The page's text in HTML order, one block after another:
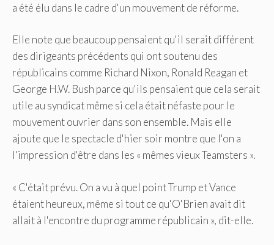
a été élu dans le cadre d'un mouvement de réforme.
Elle note que beaucoup pensaient qu'il serait différent
des dirigeants précédents qui ont soutenu des
républicains comme Richard Nixon, Ronald Reagan et
George H.W. Bush parce qu'ils pensaient que cela serait
utile au syndicat même si cela était néfaste pour le
mouvement ouvrier dans son ensemble. Mais elle
ajoute que le spectacle d'hier soir montre que l'on a
l'impression d'être dans les « mêmes vieux Teamsters ».
« C'était prévu. On a vu à quel point Trump et Vance
étaient heureux, même si tout ce qu'O'Brien avait dit
allait à l'encontre du programme républicain », dit-elle.